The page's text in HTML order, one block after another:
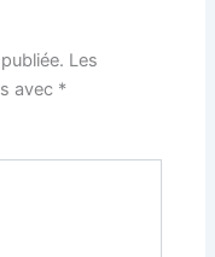
Les
avec *